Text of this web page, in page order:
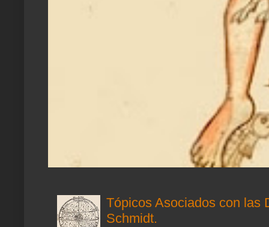
Tópicos Asociados con las
Schmidt.